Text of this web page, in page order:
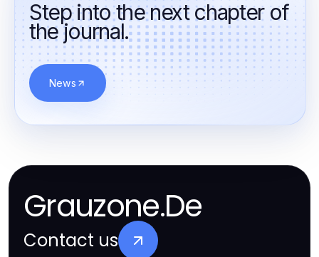
Step into the next chapter of
the journal.
News
Grauzone.De
Contact us